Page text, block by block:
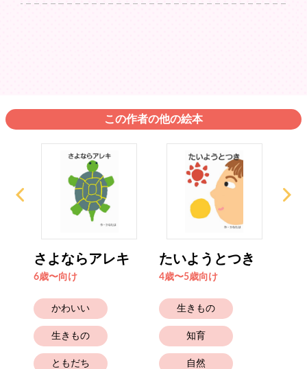
この作者の他の絵本
さよならアレキ
6歳〜向け
かわいい
生きもの
ともだち
たいようとつき
4歳〜5歳向け
生きもの
知育
自然